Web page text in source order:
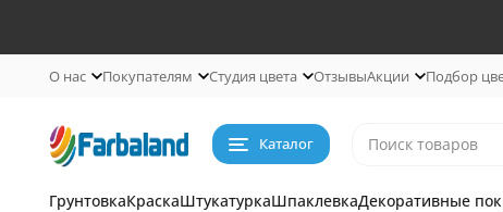
О нас Покупателям Студия цвета ОтзывыАкции Подбор
Каталог
ГрунтовкаКраскаШтукатуркаШпаклевкаДекоративные